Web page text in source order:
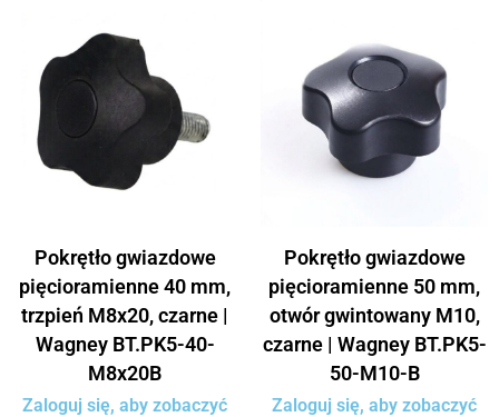
Pokrętło gwiazdowe
pięcioramienne 40 mm,
trzpień M8x20, czarne |
Wagney BT.PK5-40-
M8x20B
Zaloguj się, aby zobaczyć
Pokrętło gwiazdowe
pięcioramienne 50 mm,
otwór gwintowany M10,
czarne | Wagney BT.PK5-
50-M10-B
Zaloguj się, aby zobaczyć